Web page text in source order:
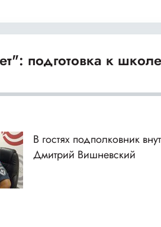
подготовка к школе
В гостях подполковник
Дмитрий Вишневский